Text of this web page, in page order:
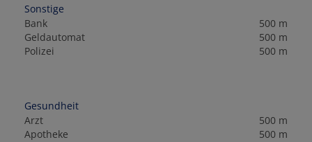
Sonstige
Bank
500 m
Geldautomat
500 m
Polizei
500 m
Gesundheit
Arzt
500 m
Apotheke
500 m